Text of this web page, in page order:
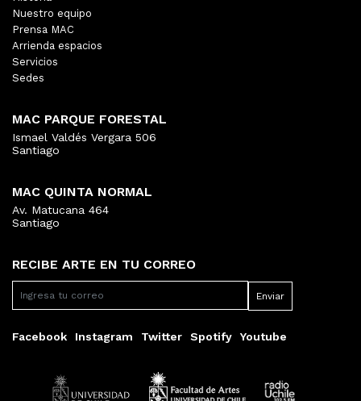
RECIBE ARTE EN TU CORREO
Facebook Instagram Twitter Spotify Youtube
Nuestro equipo
Prensa MAC
Arrienda espacios
Servicios
Sedes
MAC PARQUE FORESTAL
Ismael Valdés Vergara 506
Santiago
MAC QUINTA NORMAL
Av. Matucana 464
Santiago